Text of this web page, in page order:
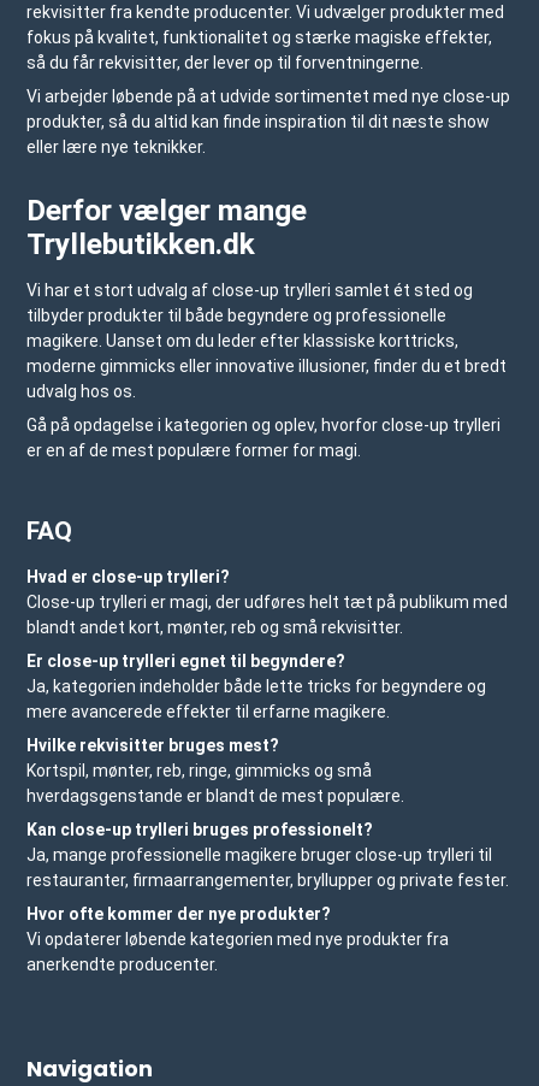
rekvisitter fra kendte producenter. Vi udvælger produkter med
fokus på kvalitet, funktionalitet og stærke magiske effekter,
så du får rekvisitter, der lever op til forventningerne.
Vi arbejder løbende på at udvide sortimentet med nye close-up
produkter, så du altid kan finde inspiration til dit næste show
eller lære nye teknikker.
Derfor vælger mange
Tryllebutikken.dk
Vi har et stort udvalg af close-up trylleri samlet ét sted og
tilbyder produkter til både begyndere og professionelle
magikere. Uanset om du leder efter klassiske korttricks,
moderne gimmicks eller innovative illusioner, finder du et bredt
udvalg hos os.
Gå på opdagelse i kategorien og oplev, hvorfor close-up trylleri
er en af de mest populære former for magi.
FAQ
Hvad er close-up trylleri?
Close-up trylleri er magi, der udføres helt tæt på publikum med
blandt andet kort, mønter, reb og små rekvisitter.
Er close-up trylleri egnet til begyndere?
Ja, kategorien indeholder både lette tricks for begyndere og
mere avancerede effekter til erfarne magikere.
Hvilke rekvisitter bruges mest?
Kortspil, mønter, reb, ringe, gimmicks og små
hverdagsgenstande er blandt de mest populære.
Kan close-up trylleri bruges professionelt?
Ja, mange professionelle magikere bruger close-up trylleri til
restauranter, firmaarrangementer, bryllupper og private fester.
Hvor ofte kommer der nye produkter?
Vi opdaterer løbende kategorien med nye produkter fra
anerkendte producenter.
Navigation